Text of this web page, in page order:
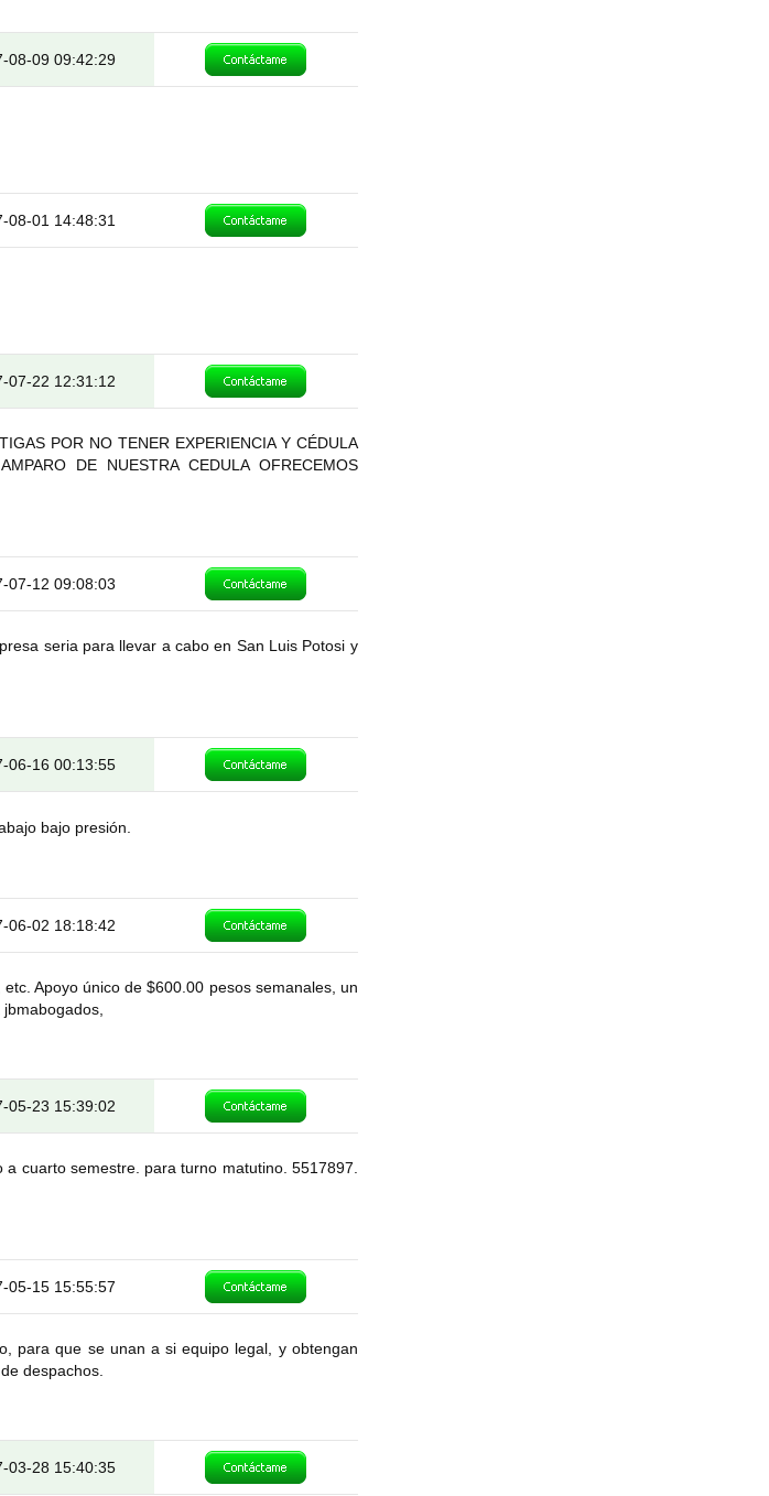
08-09 09:42:29
08-01 14:48:31
07-22 12:31:12
POR NO TENER EXPERIENCIA Y CÉDULA
DE NUESTRA CEDULA OFRECEMOS
07-12 09:08:03
seria para llevar a cabo en San Luis Potosi y
06-16 00:13:55
bajo presión.
06-02 18:18:42
Apoyo único de $600.00 pesos semanales, un
05-23 15:39:02
cuarto semestre. para turno matutino. 5517897.
05-15 15:55:57
para que se unan a si equipo legal, y obtengan
despachos.
03-28 15:40:35